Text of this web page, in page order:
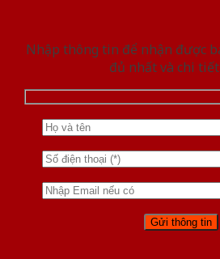
Nhập thông tin để nhận được
đủ nhất và chi